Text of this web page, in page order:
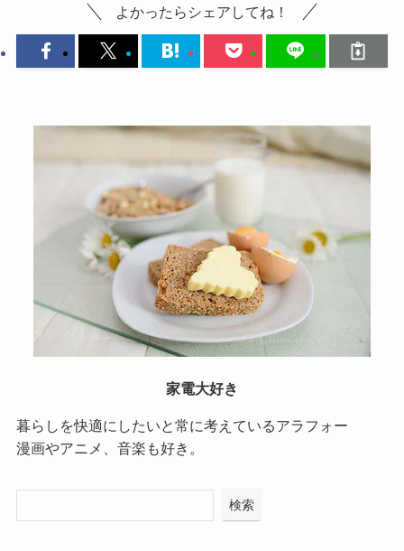
よかったらシェアしてね！
家電大好き
暮らしを快適にしたいと常に考えているアラフォー
漫画やアニメ、音楽も好き。
検索